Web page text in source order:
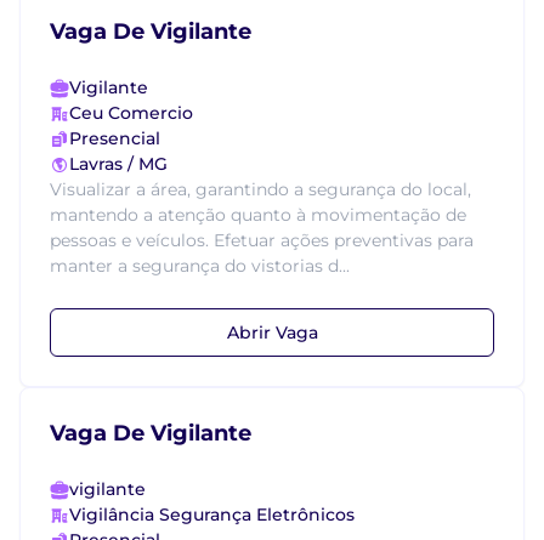
Vaga De Vigilante
Vigilante
Ceu Comercio
Presencial
Lavras / MG
Visualizar a área, garantindo a segurança do local,
mantendo a atenção quanto à movimentação de
pessoas e veículos. Efetuar ações preventivas para
manter a segurança do vistorias d...
Abrir Vaga
Vaga De Vigilante
vigilante
Vigilância Segurança Eletrônicos